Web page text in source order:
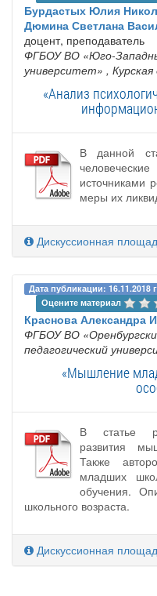
Бурдастых Юлия
Дюмина Светлана
доцент, преподаватель
ФГБОУ ВО «Юго-
университет» , Курская
«Анализ
В данной
источниками
меры их
Дискуссионная
Дата публикации: 16.11.2018
Оцените материал
Краснова Александра
ФГБОУ ВО
педагогический
«Мышление
В статье
развития
Также
младших
обучения.
школьного возраста.
Дискуссионная